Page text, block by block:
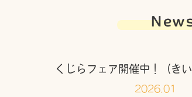
くじらフェア開催中！（きい
2026.01